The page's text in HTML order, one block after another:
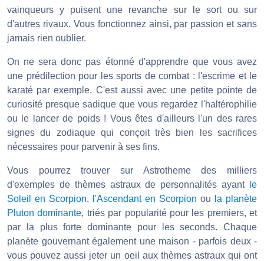
vainqueurs y puisent une revanche sur le sort ou sur
d'autres rivaux. Vous fonctionnez ainsi, par passion et sans
jamais rien oublier.
On ne sera donc pas étonné d'apprendre que vous avez
une prédilection pour les sports de combat : l'escrime et le
karaté par exemple. C'est aussi avec une petite pointe de
curiosité presque sadique que vous regardez l'haltérophilie
ou le lancer de poids ! Vous êtes d'ailleurs l'un des rares
signes du zodiaque qui conçoit très bien les sacrifices
nécessaires pour parvenir à ses fins.
Vous pourrez trouver sur Astrotheme des milliers
d'exemples de thèmes astraux de personnalités ayant
le
Soleil en Scorpion, l'Ascendant en Scorpion ou
la planète
Pluton dominante, triés par popularité pour les premiers, et
par la plus forte dominante pour les seconds. Chaque
planète gouvernant également une maison - parfois deux -
vous pouvez aussi jeter un oeil aux thèmes astraux qui ont